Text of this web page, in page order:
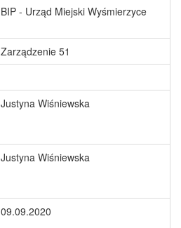
BIP - Urząd Miejski Wyśmierzyce
Zarządzenie 51
Justyna Wiśniewska
Justyna Wiśniewska
09.09.2020